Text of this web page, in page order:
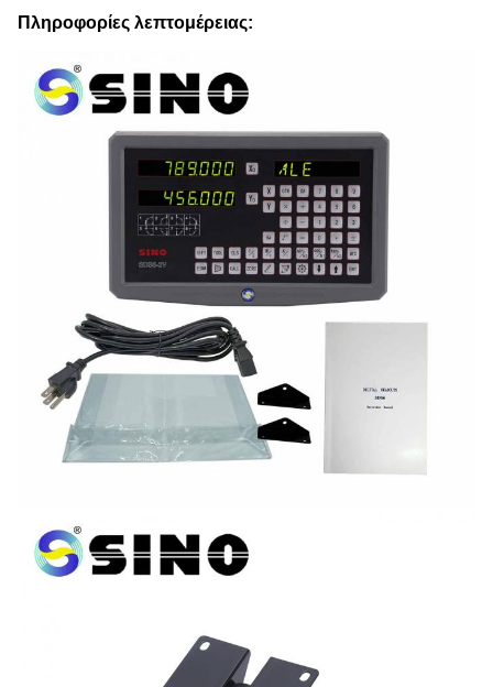
Πληροφορίες λεπτομέρειας: